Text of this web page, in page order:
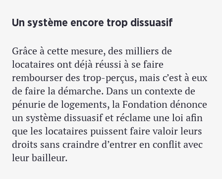
Un système encore trop dissuasif
Grâce à cette mesure, des milliers de
locataires ont déjà réussi à se faire
rembourser des trop-perçus, mais c’est à eux
de faire la démarche. Dans un contexte de
pénurie de logements, la Fondation dénonce
un système dissuasif et réclame une loi afin
que les locataires puissent faire valoir leurs
droits sans craindre d’entrer en conflit avec
leur bailleur.